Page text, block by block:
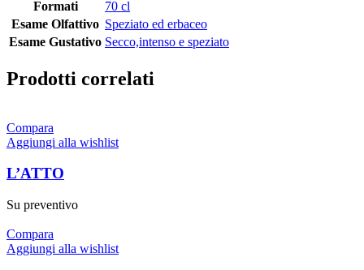
Formati
70 cl
Esame Olfattivo Speziato ed erbaceo
Esame Gustativo Secco,intenso e speziato
Prodotti correlati
Compara
Aggiungi alla wishlist
L’ATTO
Su preventivo
Compara
Aggiungi alla wishlist